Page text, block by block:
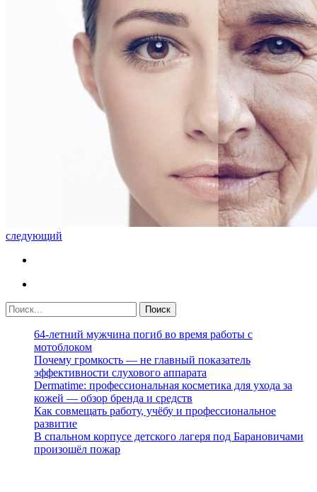
следующий
64-летний мужчина погиб во время работы с
мотоблоком
Почему громкость — не главный показатель
эффективности слухового аппарата
Dermatime: профессиональная косметика для ухода за
кожей — обзор бренда и средств
Как совмещать работу, учёбу и профессиональное
развитие
В спальном корпусе детского лагеря под Барановичами
произошёл пожар